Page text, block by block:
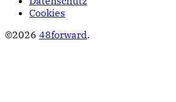
Cookies
©2026 48forward.